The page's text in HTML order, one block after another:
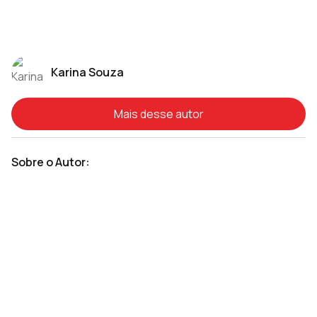
Karina Souza
Mais desse autor
Sobre o Autor: